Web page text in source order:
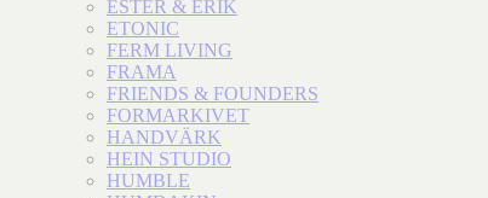
ESTER & ERIK
ETONIC
FERM LIVING
FRAMA
FRIENDS & FOUNDERS
FORMARKIVET
HANDVÄRK
HEIN STUDIO
HUMBLE